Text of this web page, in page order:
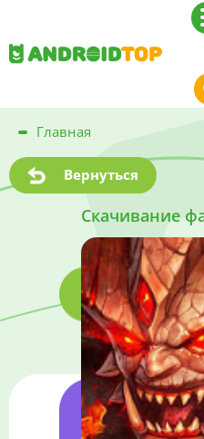
Главная
Вернуться
Скачивание